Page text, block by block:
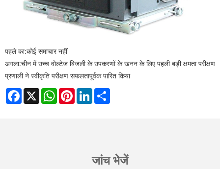
पहले का:कोई समाचार नहीं
अगला:चीन में उच्च वोल्टेज बिजली के उपकरणों के खनन के लिए पहली बड़ी क्षमता परीक्षण
प्रणाली ने स्वीकृति परीक्षण सफलतापूर्वक पारित किया
Facebook
X WhatsAppPinterestLinkedIn
जांच भेजें